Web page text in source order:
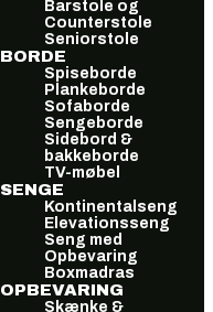
Barstole og
Counterstole
Seniorstole
BORDE
Spiseborde
Plankeborde
Sofaborde
Sengeborde
Sidebord &
bakkeborde
TV-møbel
SENGE
Kontinentalseng
Elevationsseng
Seng med
Opbevaring
Boxmadras
OPBEVARING
Skænke &